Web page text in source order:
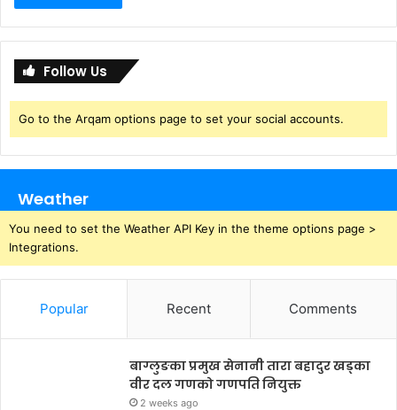
Follow Us
Go to the Arqam options page to set your social accounts.
Weather
You need to set the Weather API Key in the theme options page >
Integrations.
Popular Recent Comments
बाग्लुङका प्रमुख सेनानी तारा बहादुर खड्का
वीर दल गणको गणपति नियुक्त
2 weeks ago